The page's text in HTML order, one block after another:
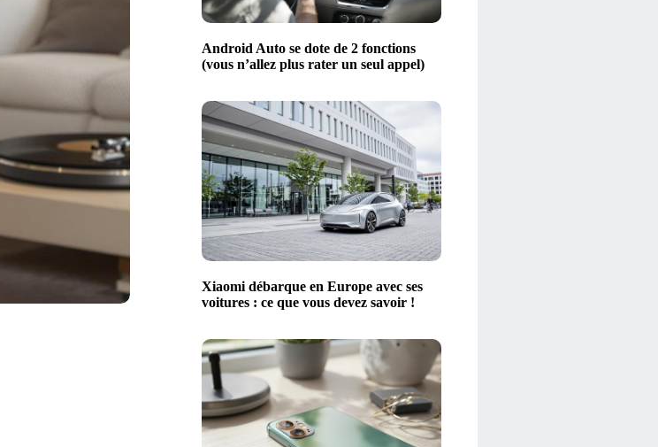
Android Auto se dote de 2 fonctions
(vous n’allez plus rater un seul appel)
Xiaomi débarque en Europe avec ses
voitures : ce que vous devez savoir !